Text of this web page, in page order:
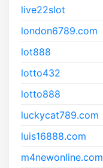
live22slot
london6789.com
lot888
lotto432
lotto888
luckycat789.com
luis16888.com
m4newonline.com